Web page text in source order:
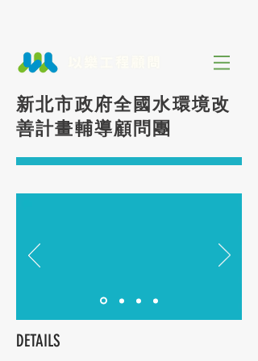
新北市政府全國水環境改
善計畫輔導顧問團
DETAILS